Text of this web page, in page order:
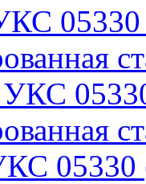
05330